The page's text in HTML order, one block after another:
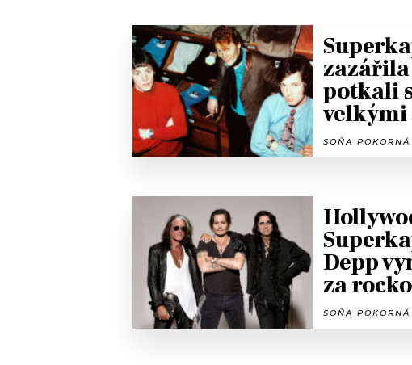
zazářila
potkali
velkými
SOŇA
Depp
za
SOŇA